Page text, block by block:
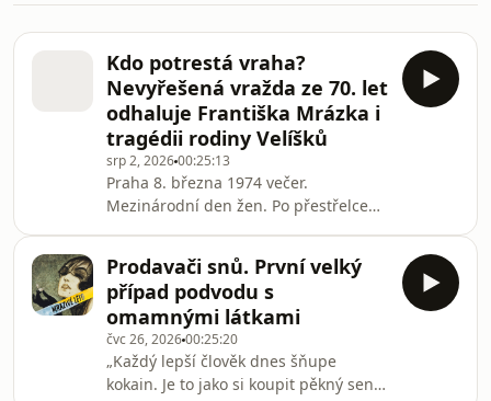
Kdo potrestá vraha?
Nevyřešená vražda ze 70. let
odhaluje Františka Mrázka i
tragédii rodiny Velíšků
srp 2, 202600:25:13
Praha 8. března 1974 večer.
Mezinárodní den žen. Po přestřelce
Velíšek, 24letý otec ročního dítěte…
Vyšetřování se neúspěšně táhlo přes
12 let. Případ, který ukazuje na
možného vraha Františka Mrázka a
odhaluje podivnou hru náhody v
případu zastřelení reportéra Michala
Prodavači snů. První velký
případ podvodu s
omamnými látkami
čvc 26, 202600:25:20
„Každý lepší člověk dnes šňupe
kokain. Je to jako si koupit pěkný sen.“